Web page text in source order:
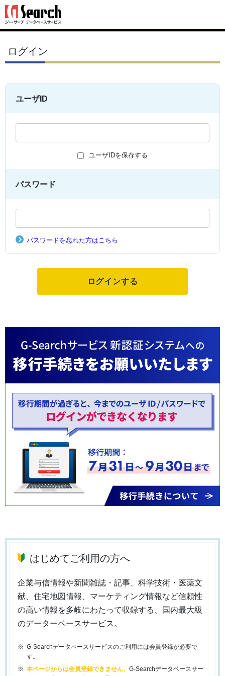
ログイン
ユーザID
ユーザIDを保存する
パスワード
パスワードを忘れた方はこちら
はじめてご利用の方へ
企業与信情報や新聞雑誌・記事、科学技術・医薬文
献、住宅地図情報、マーケティング情報など信頼性
の高い情報を多岐にわたって収録する、国内最大級
のデーターベースサービス。
G-Searchデータベースサービスのご利用には会員登録が必要で
す。
本ページからは会員登録できません。 G-Searchデータベースサー